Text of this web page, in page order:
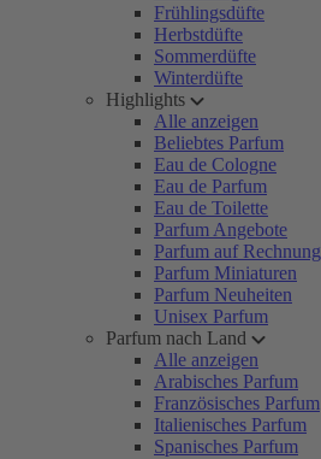
Frühlingsdüfte
Herbstdüfte
Sommerdüfte
Winterdüfte
Highlights
Alle anzeigen
Beliebtes Parfum
Eau de Cologne
Eau de Parfum
Eau de Toilette
Parfum Angebote
Parfum auf Rechnung
Parfum Miniaturen
Parfum Neuheiten
Unisex Parfum
Parfum nach Land
Alle anzeigen
Arabisches Parfum
Französisches Parfum
Italienisches Parfum
Spanisches Parfum